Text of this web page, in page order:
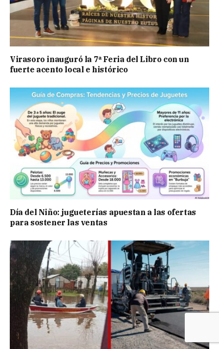
Virasoro inauguró la 7ª Feria del Libro con un
fuerte acento local e histórico
Día del Niño: jugueterías apuestan a las ofertas
para sostener las ventas